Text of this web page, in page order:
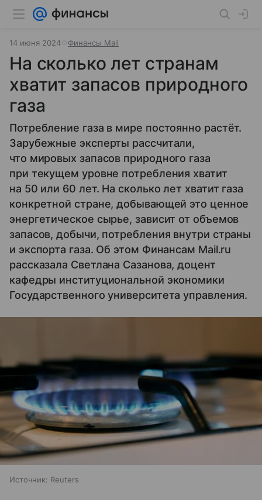
14 июня 2024 Финансы Mail
На сколько лет странам
хватит запасов природного
газа
Потребление газа в мире постоянно растёт.
Зарубежные эксперты рассчитали,
что мировых запасов природного газа
при текущем уровне потребления хватит
на 50 или 60 лет. На сколько лет хватит газа
конкретной стране, добывающей это ценное
энергетическое сырье, зависит от объемов
запасов, добычи, потребления внутри страны
и экспорта газа. Об этом Финансам Mail.ru
рассказала Светлана Сазанова, доцент
кафедры институциональной экономики
Государственного университета управления.
Источник: Reuters